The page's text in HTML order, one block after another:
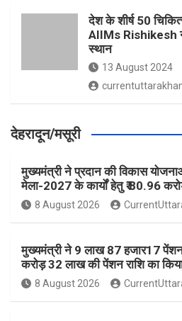
देश के शीर्ष 50
AIIMs Rishikesh ने
स्थान
13 August 2024
देहरादून/मसूरी
मुख्यमंत्री ने प्रदान की विकास
मेला-2027 के कार्यों हेतु ₹ 80.96
8 August 2026
मुख्यमंत्री ने 9 लाख 87 हजार17 पेंशन
करोड़ 32 लाख की पेंशन राशि का
8 August 2026